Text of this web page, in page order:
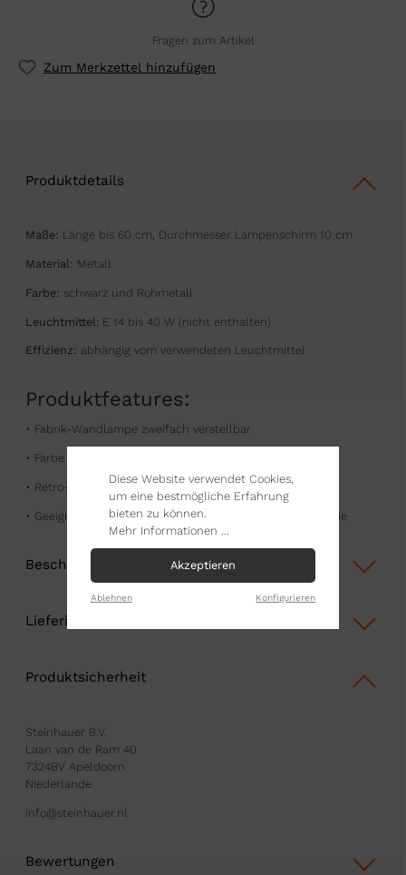
Fragen zum Artikel
Zum Merkzettel hinzufügen
Produktdetails
Maße: Länge bis 60 cm, Durchmesser Lampenschirm 10 cm
Material: Metall
Farbe: schwarz und Rohmetall
Leuchtmittel : E 14 bis 40 W (nicht enthalten)
Effizienz: abhängig vom verwendeten Leuchtmittel
Produktfeatures:
• Fabrik-Wandlampe zweifach verstellbar
• Farbe schwarz und Rohmetall
• Retro-Design mit neuer Technik
• Geeignet für Zuhause, Büro, Showroom und Gastronomie
Beschreibung
Lieferinformationen
Produktsicherheit
Steinhauer B.V.
Laan van de Ram 40
7324BV Apeldoorn
Niederlande
info@steinhauer.nl
Bewertungen
Diese Website verwendet Cookies,
um eine bestmögliche Erfahrung
bieten zu können.
Mehr Informationen ...
Akzeptieren
Ablehnen Konfigurieren